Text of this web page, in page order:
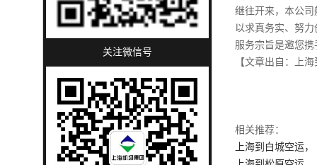
关注微信号
继往开来，本公
以求真务实、努
服务宗旨是邀您
【文章出自：上
相关推荐：
上海到白城空运